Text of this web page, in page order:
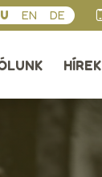
EN DE
HÍREK